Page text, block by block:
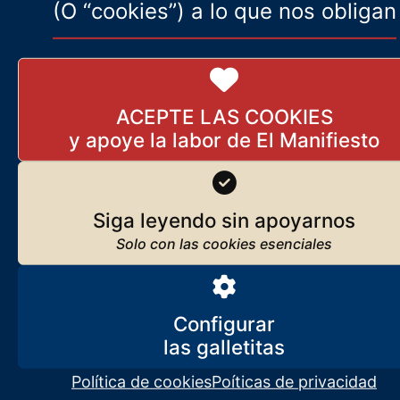
(O “cookies”) a lo que nos obligan
ACEPTE LAS COOKIES
Siga leyendo sin apoyarnos
Configurar
Política de cookiesPoíticas de privacidad
[DERECHA IDENTITARIA] ¿A
qué juega Giorgia Meloni? ¿En
qué campo está?
31 de marzo de 2024
Tucker Carlson: “Al menos no
digan que EE. UU. es una
democracia”
28 de abril de 2024
Lo que somos, lo que nos mueve
Seguir leyendo